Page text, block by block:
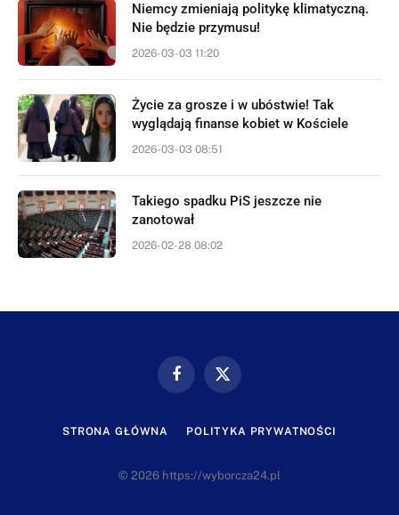
Niemcy zmieniają politykę klimatyczną.
Nie będzie przymusu!
2026-03-03 11:20
Życie za grosze i w ubóstwie! Tak
wyglądają finanse kobiet w Kościele
2026-03-03 08:51
Takiego spadku PiS jeszcze nie
zanotował
2026-02-28 08:02
FacebookX
STRONA GŁÓWNA POLITYKA PRYWATNOŚCI
© 2026 https://wyborcza24.pl